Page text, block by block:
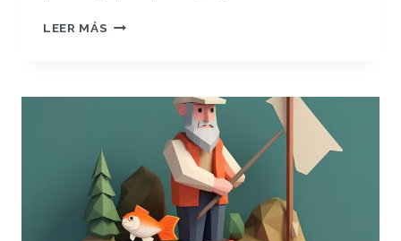
LEER MÁS ENTREGA
CARLOS